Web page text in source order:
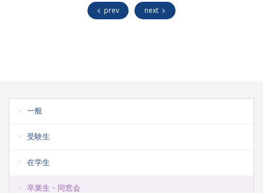
prev next
一般
受験生
在学生
卒業生・同窓会